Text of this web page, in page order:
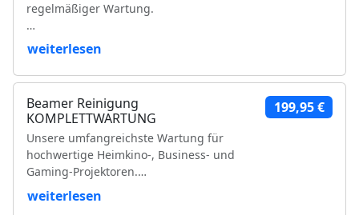
regelmäßiger Wartung.
Leistungsumfang:
Reinigung der Luftfilter und Gehäuseteile
Reinigung der Kühlkörper
Objektivreinigung
Entfernung loser Staubablagerungen im
Geräteinneren
Prüfung der Bildqualität
Funktionsprüfung
weiterlesen
Beamer Reinigung
KOMPLETTWARTUNG
Unsere umfangreichste Wartung für
hochwertige Heimkino-, Business- und
Gaming-Projektoren.
Leistungsumfang:
weiterlesen
199,95 €